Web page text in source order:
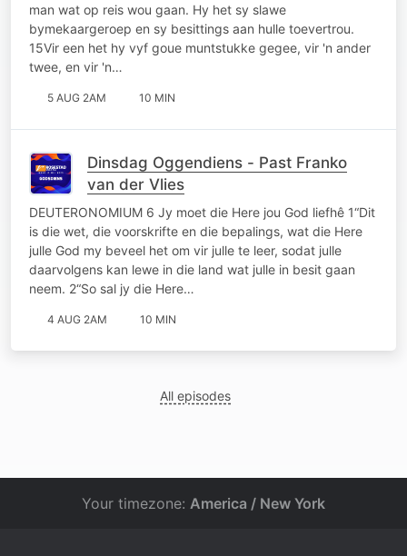
man wat op reis wou gaan. Hy het sy slawe
bymekaargeroep en sy besittings aan hulle toevertrou.
15Vir een het hy vyf goue muntstukke gegee, vir 'n ander
twee, en vir 'n…
5 AUG 2AM 10 MIN
Dinsdag Oggendiens - Past Franko
van der Vlies
DEUTERONOMIUM 6 Jy moet die Here jou God liefhê 1“Dit
is die wet, die voorskrifte en die bepalings, wat die Here
julle God my beveel het om vir julle te leer, sodat julle
daarvolgens kan lewe in die land wat julle in besit gaan
neem. 2“So sal jy die Here…
4 AUG 2AM 10 MIN
All episodes
Your timezone: America / New York